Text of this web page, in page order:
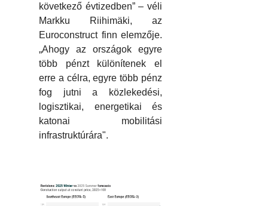
következő évtizedben” – véli
Markku Riihimäki, az
Euroconstruct finn elemzője.
„Ahogy az országok egyre
több pénzt különítenek el
erre a célra, egyre több pénz
fog jutni a közlekedési,
logisztikai, energetikai és
katonai mobilitási
infrastruktúrára".